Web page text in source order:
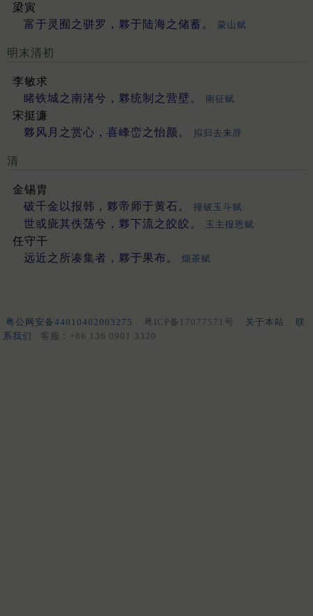
梁寅
富于灵囿之骈罗，夥于陆海之储蓄。
蒙山赋
明末清初
李敏求
睹铁城之南渚兮，夥统制之营壁。
南征赋
宋挺濂
夥风月之赏心，喜峰峦之怡颜。
拟归去来辞
清
金锡胄
破千金以报韩，夥帝师于黄石。
撞破玉斗赋
世或疵其佚荡兮，夥下流之皎皎。 玉主报恩赋
任守干
远近之所凑集者，夥于果布。
烟茶赋
粤公网安备44010402003275 粤ICP备17077571号 关于本站
联
系我们
客服：+86 136 0901 3320